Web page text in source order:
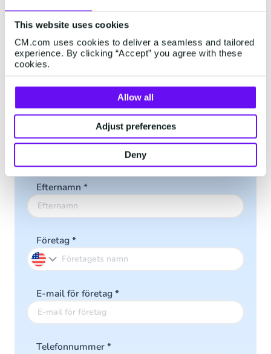
This website uses cookies
CM.com uses cookies to deliver a seamless and tailored
experience. By clicking “Accept” you agree with these
cookies.
Allow all
Adjust preferences
Deny
Har du frågor om
prissättning?
Kontakta vårt säljteam för
anpassade priser och mer
information.
Förnamn*
Efternamn *
Företag*
E-mail för företag*
Telefonnummer*